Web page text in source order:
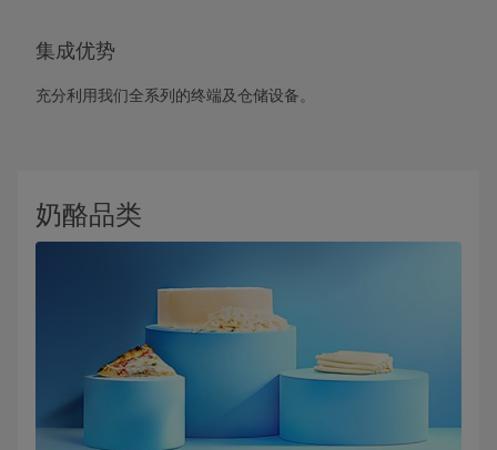
集成优势
充分利用我们全系列的终端及仓储设备。
奶酪品类